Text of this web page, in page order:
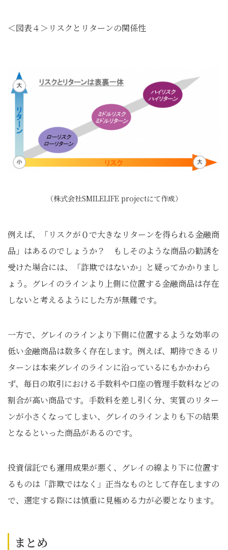
＜図表４＞リスクとリターンの関係性
（株式会社SMILELIFE projectにて作成）
例えば、「リスクが０で大きなリターンを得られる金融商
品」はあるのでしょうか？ もしそのような商品の勧誘を
受けた場合には、「詐欺ではないか」と疑ってかかりまし
ょう。グレイのラインより上側に位置する金融商品は存在
しないと考えるようにした方が無難です。
一方で、グレイのラインより下側に位置するような効率の
低い金融商品は数多く存在します。例えば、期待できるリ
ターンは本来グレイのラインに沿っているにもかかわら
ず、毎日の取引における手数料や口座の管理手数料などの
割合が高い商品です。手数料を差し引く分、実質のリター
ンが小さくなってしまい、グレイのラインよりも下の結果
となるといった商品があるのです。
投資信託でも運用成果が悪く、グレイの線より下に位置す
るものは「詐欺ではなく」正当なものとして存在しますの
で、選定する際には慎重に見極める力が必要となります。
まとめ